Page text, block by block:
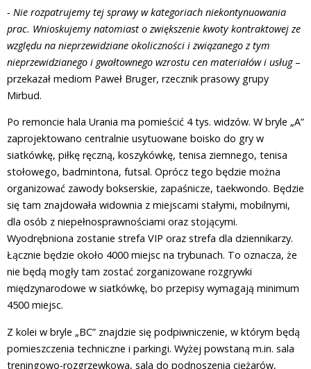
- Nie rozpatrujemy tej sprawy w kategoriach niekontynuowania
prac. Wnioskujemy natomiast o zwiększenie kwoty kontraktowej ze
względu na nieprzewidziane okoliczności i związanego z tym
nieprzewidzianego i gwałtownego wzrostu cen materiałów i usług–
przekazał mediom Paweł Bruger, rzecznik prasowy grupy
Mirbud.
Po remoncie hala Urania ma pomieścić 4 tys. widzów. W bryle „A”
zaprojektowano centralnie usytuowane boisko do gry w
siatkówkę, piłkę ręczną, koszykówkę, tenisa ziemnego, tenisa
stołowego, badmintona, futsal. Oprócz tego będzie można
organizować zawody bokserskie, zapaśnicze, taekwondo. Będzie
się tam znajdowała widownia z miejscami stałymi, mobilnymi,
dla osób z niepełnosprawnościami oraz stojącymi.
Wyodrębniona zostanie strefa VIP oraz strefa dla dziennikarzy.
Łącznie będzie około 4000 miejsc na trybunach. To oznacza, że
nie będą mogły tam zostać zorganizowane rozgrywki
międzynarodowe w siatkówkę, bo przepisy wymagają minimum
4500 miejsc.
Z kolei w bryle „BC” znajdzie się podpiwniczenie, w którym będą
pomieszczenia techniczne i parkingi. Wyżej powstaną m.in. sala
treningowo-rozgrzewkowa, sala do podnoszenia ciężarów,